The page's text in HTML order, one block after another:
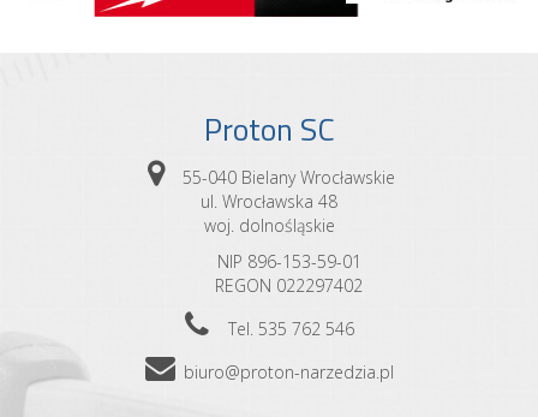
Proton SC
55-040 Bielany Wrocławskie
ul. Wrocławska 48
woj. dolnośląskie
NIP 896-153-59-01
REGON 022297402
Tel. 535 762 546
biuro@proton-narzedzia.pl